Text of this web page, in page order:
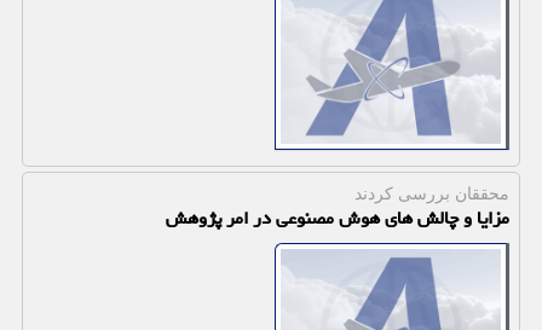
محققان بررسی كردند
مزایا و چالش های هوش مصنوعی در امر پژوهش